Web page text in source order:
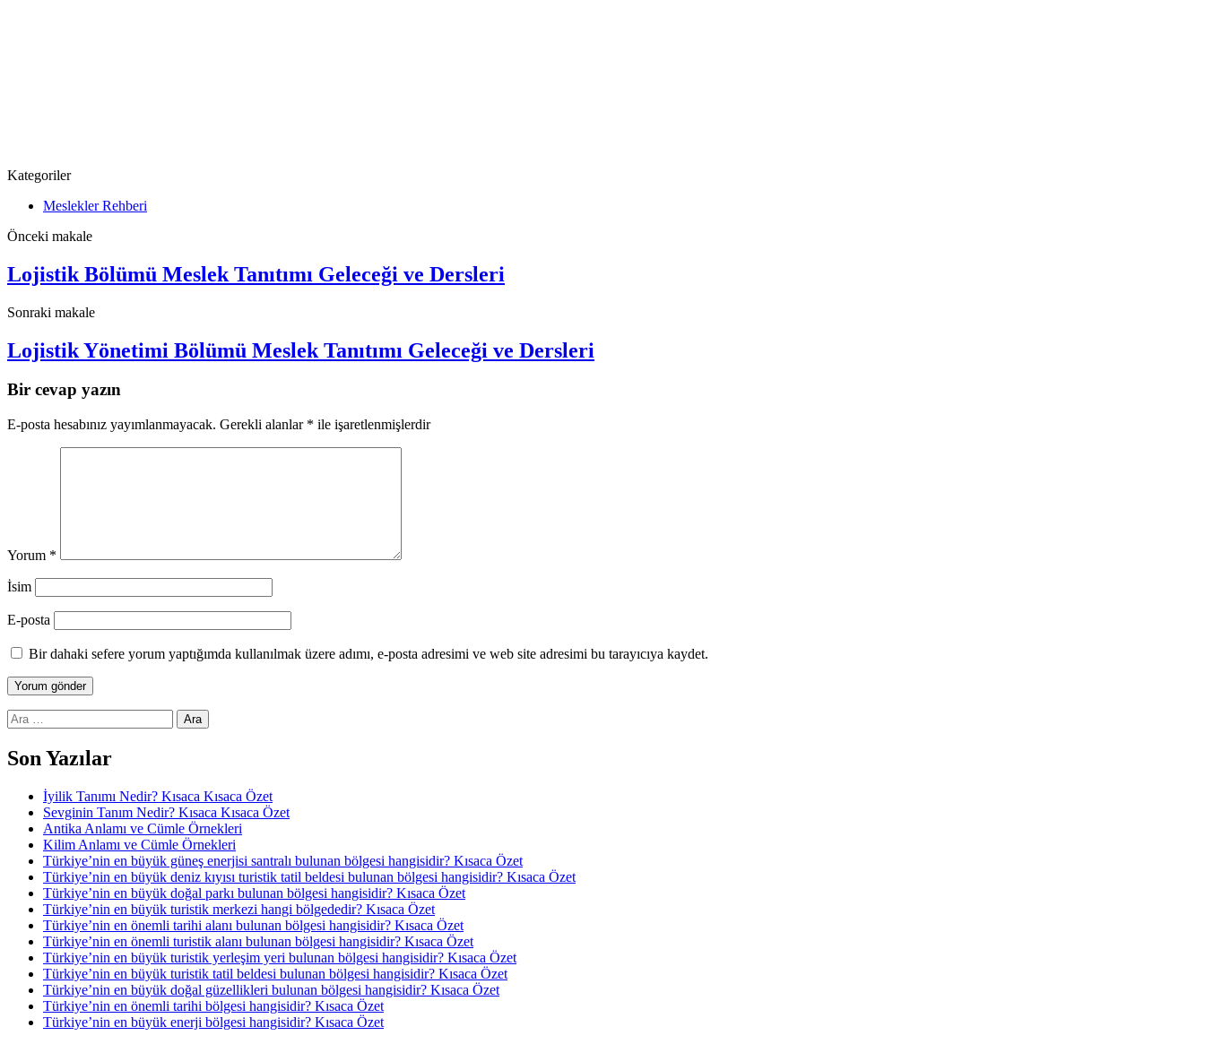
Kategoriler
Meslekler Rehberi
Önceki makale
Lojistik Bölümü Meslek Tanıtımı Geleceği ve Dersleri
Sonraki makale
Lojistik Yönetimi Bölümü Meslek Tanıtımı Geleceği ve Dersleri
Bir cevap yazın
E-posta hesabınız yayımlanmayacak. Gerekli alanlar * ile işaretlenmişlerdir
Yorum *
İsim
E-posta
Bir dahaki sefere yorum yaptığımda kullanılmak üzere adımı, e-posta adresimi ve web site adresimi bu tarayıcıya kaydet.
Arama:
Son Yazılar
İyilik Tanımı Nedir? Kısaca Kısaca Özet
Sevginin Tanım Nedir? Kısaca Kısaca Özet
Antika Anlamı ve Cümle Örnekleri
Kilim Anlamı ve Cümle Örnekleri
Türkiye’nin en büyük güneş enerjisi santralı bulunan bölgesi hangisidir? Kısaca Özet
Türkiye’nin en büyük deniz kıyısı turistik tatil beldesi bulunan bölgesi hangisidir? Kısaca Özet
Türkiye’nin en büyük doğal parkı bulunan bölgesi hangisidir? Kısaca Özet
Türkiye’nin en büyük turistik merkezi hangi bölgededir? Kısaca Özet
Türkiye’nin en önemli tarihi alanı bulunan bölgesi hangisidir? Kısaca Özet
Türkiye’nin en önemli turistik alanı bulunan bölgesi hangisidir? Kısaca Özet
Türkiye’nin en büyük turistik yerleşim yeri bulunan bölgesi hangisidir? Kısaca Özet
Türkiye’nin en büyük turistik tatil beldesi bulunan bölgesi hangisidir? Kısaca Özet
Türkiye’nin en büyük doğal güzellikleri bulunan bölgesi hangisidir? Kısaca Özet
Türkiye’nin en önemli tarihi bölgesi hangisidir? Kısaca Özet
Türkiye’nin en büyük enerji bölgesi hangisidir? Kısaca Özet